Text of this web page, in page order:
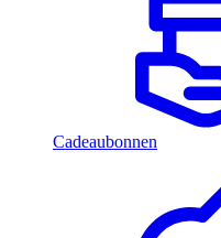
Cadeaubonnen